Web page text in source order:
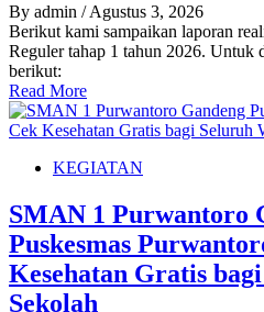
By admin / Agustus 3, 2026
Berikut kami sampaikan laporan
Reguler tahap 1 tahun 2026. Untuk
berikut:
Read More
KEGIATAN
SMAN 1 Purwantoro
Puskesmas
Kesehatan Gratis
Sekolah